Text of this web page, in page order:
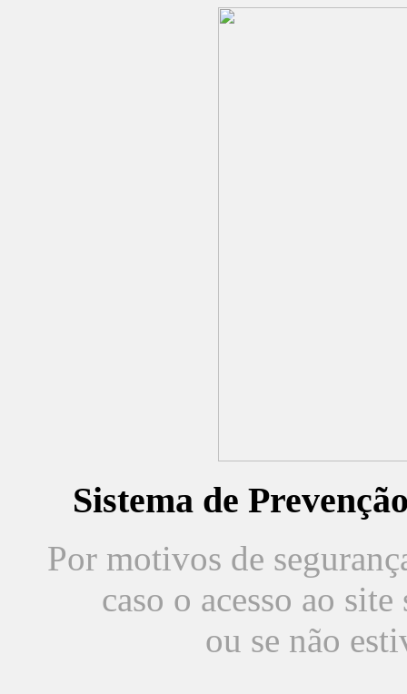
Sistema de
Por motivos de
caso o acesso ao
ou se não